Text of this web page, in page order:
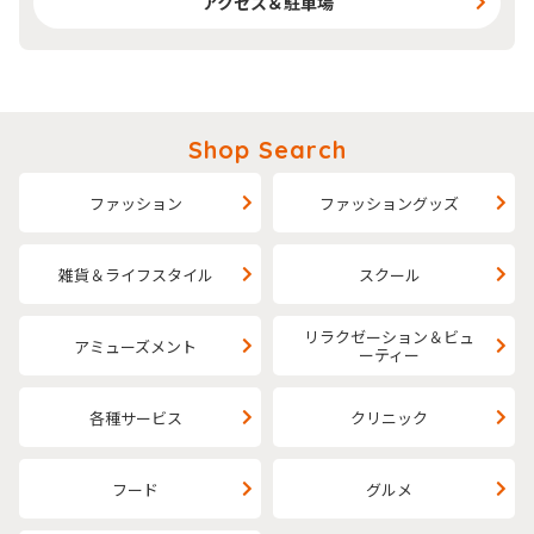
Shop Search
ファッション ファッショングッズ
雑貨＆ライフスタイル スクール
アミューズメント リラクゼーション＆ビュ
ーティー
各種サービス クリニック
フード グルメ